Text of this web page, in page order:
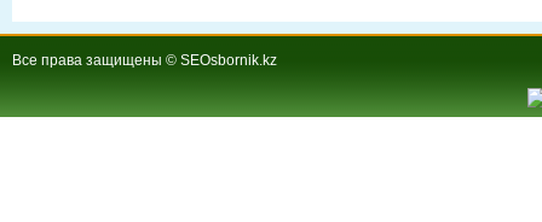
Все права защищены © SEOsbornik.kz